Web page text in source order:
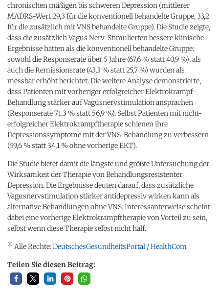
chronischen mäßigen bis schweren Depression (mittlerer
MADRS-Wert 29,3 für die konventionell behandelte Gruppe, 33,2
für die zusätzlich mit VNS behandelte Gruppe). Die Studie zeigte,
dass die zusätzlich Vagus Nerv-Stimulierten bessere klinische
Ergebnisse hatten als die konventionell behandelte Gruppe:
sowohl die Responserate über 5 Jahre (67,6 % statt 40,9 %), als
auch die Remissionsrate (43,3 % statt 25,7 %) wurden als
messbar erhöht berichtet. Die weitere Analyse demonstrierte,
dass Patienten mit vorheriger erfolgreicher Elektrokrampf-
Behandlung stärker auf Vagusnervstimulation ansprachen
(Responserate 71,3 % statt 56,9 %). Selbst Patienten mit nicht-
erfolgreicher Elektrokrampftherapie schienen ihre
Depressionssymptome mit der VNS-Behandlung zu verbessern
(59,6 % statt 34,1 % ohne vorherige EKT).
Die Studie bietet damit die längste und größte Untersuchung der
Wirksamkeit der Therapie von Behandlungsresistenter
Depression. Die Ergebnisse deuten darauf, dass zusätzliche
Vagusnervstimulation stärker antidepressiv wirken kann als
alternative Behandlungen ohne VNS. Interessanterweise scheint
dabei eine vorherige Elektrokrampftherapie von Vorteil zu sein,
selbst wenn diese Therapie selbst nicht half.
© Alle Rechte:DeutschesGesundheitsPortal / HealthCom
Teilen Sie diesen Beitrag: